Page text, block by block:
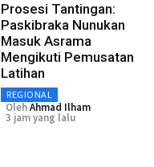
Prosesi Tantingan:
Paskibraka Nunukan
Masuk Asrama
Mengikuti Pemusatan
Latihan
REGIONAL
OlehAhmad Ilham
3 jam yang lalu